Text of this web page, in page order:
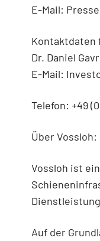
E-Mail:
Kontaktdaten
Dr. Daniel
E-Mail:
Telefon: +49
Über Vossloh:
Vossloh ist
Auf der